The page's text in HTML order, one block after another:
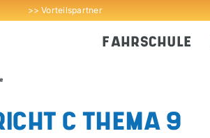
>> Vorteilspartner
FAHRSCHULE
C THEMA 9